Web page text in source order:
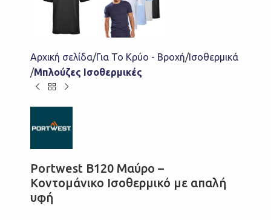
Αρχική σελίδα Για Το Κρύο - Βροχή Ισοθερμικά
Μπλούζες Ισοθερμικές
Portwest B120 Μαύρο –
Κοντομάνικο Ισοθερμικό με απαλή
υφή